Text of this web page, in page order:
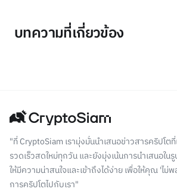
บทความที่เกี่ยวข้อง
"ที่ CryptoSiam เรามุ่งมั่นนำเสนอข่าวสารคริปโต
รวดเร็วสดใหม่ทุกวัน และยังมุ่งเน้นการนำเสนอใน
ให้มีความน่าสนใจและเข้าถึงได้ง่าย เพื่อให้คุณ 'ไม่
การคริปโตไปกับเรา"